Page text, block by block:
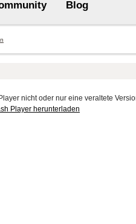
Blog
nicht oder nur eine veraltete
Player herunterladen